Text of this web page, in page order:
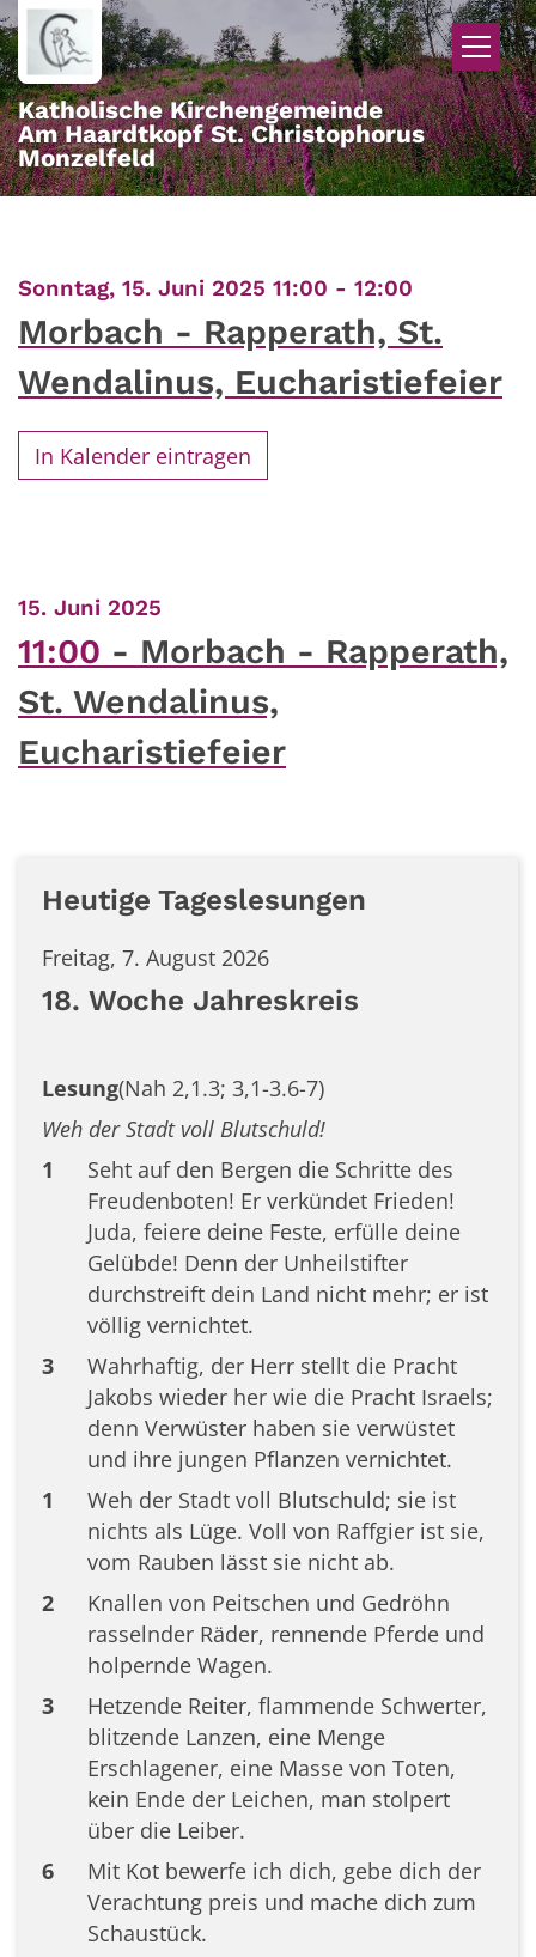
Zum Inhalt springen
Katholische Kirchengemeinde
Am Haardtkopf St. Christophorus
Monzelfeld
Sonntag, 15. Juni 2025 11:00 - 12:00
Morbach - Rapperath, St.
Wendalinus, Eucharistiefeier
In Kalender eintragen
15. Juni 2025
11:00
Morbach - Rapperath,
St. Wendalinus,
Eucharistiefeier
Heutige Tageslesungen
Freitag, 7. August 2026
18. Woche Jahreskreis
Lesung(Nah 2,1.3; 3,1-3.6-7)
Weh der Stadt voll Blutschuld!
1
Seht auf den Bergen die Schritte des
Freudenboten! Er verkündet Frieden!
Juda, feiere deine Feste, erfülle deine
Gelübde! Denn der Unheilstifter
durchstreift dein Land nicht mehr; er ist
völlig vernichtet.
3
Wahrhaftig, der Herr stellt die Pracht
Jakobs wieder her wie die Pracht Israels;
denn Verwüster haben sie verwüstet
und ihre jungen Pflanzen vernichtet.
1
Weh der Stadt voll Blutschuld; sie ist
nichts als Lüge. Voll von Raffgier ist sie,
vom Rauben lässt sie nicht ab.
2
Knallen von Peitschen und Gedröhn
rasselnder Räder, rennende Pferde und
holpernde Wagen.
3
Hetzende Reiter, flammende Schwerter,
blitzende Lanzen, eine Menge
Erschlagener, eine Masse von Toten,
kein Ende der Leichen, man stolpert
über die Leiber.
6
Mit Kot bewerfe ich dich, gebe dich der
Verachtung preis und mache dich zum
Schaustück.